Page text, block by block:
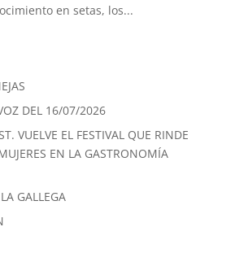
en setas, los...
DEL 16/07/2026
VUELVE EL FESTIVAL QUE RINDE
EN LA GASTRONOMÍA
GALLEGA